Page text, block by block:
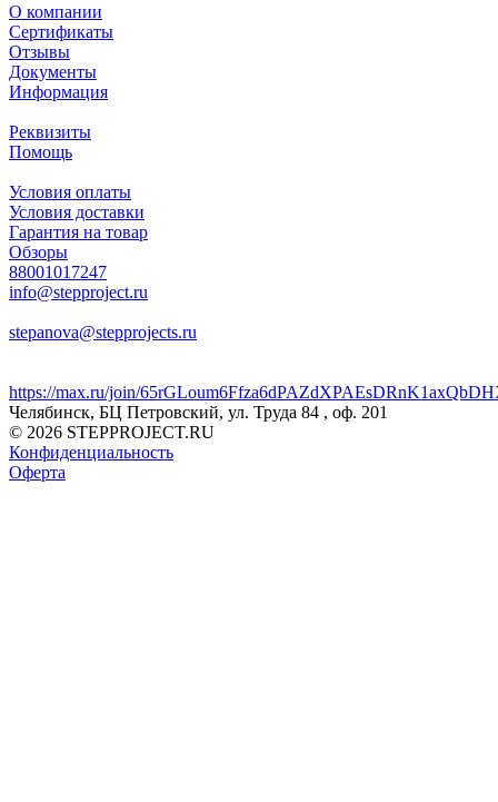
О компании
Сертификаты
Отзывы
Документы
Информация
Реквизиты
Помощь
Условия оплаты
Условия доставки
Гарантия на товар
Обзоры
88001017247
info@stepproject.ru
stepanova@stepprojects.ru
https://max.ru/join/
Челябинск, БЦ Петровский, ул. Труда 84 , оф. 201
© 2026 STEPPROJECT.RU
Конфиденциальность
Оферта